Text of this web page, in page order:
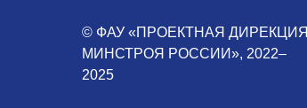
© ФАУ «ПРОЕКТНАЯ ДИРЕКЦИЯ
МИНСТРОЯ РОССИИ», 2022–
2025